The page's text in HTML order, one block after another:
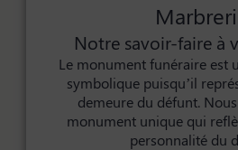
Notre savoir-faire à
Le monument funéraire est
symbolique puisqu’il
demeure du défunt.
monument unique qui
personnalité du